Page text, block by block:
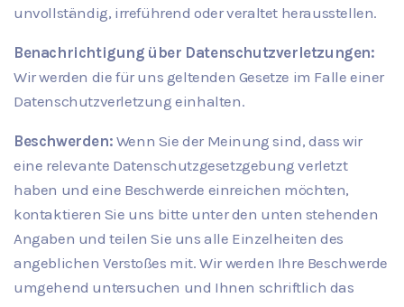
unvollständig, irreführend oder veraltet herausstellen.
Benachrichtigung über Datenschutzverletzungen:
Wir werden die für uns geltenden Gesetze im Falle einer
Datenschutzverletzung einhalten.
Beschwerden: Wenn Sie der Meinung sind, dass wir
eine relevante Datenschutzgesetzgebung verletzt
haben und eine Beschwerde einreichen möchten,
kontaktieren Sie uns bitte unter den unten stehenden
Angaben und teilen Sie uns alle Einzelheiten des
angeblichen Verstoßes mit. Wir werden Ihre Beschwerde
umgehend untersuchen und Ihnen schriftlich das